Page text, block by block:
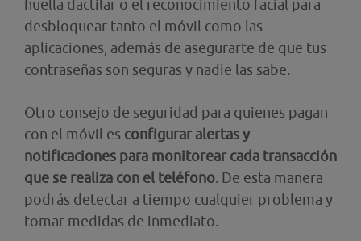
huella dactilar o el reconocimiento facial para
desbloquear tanto el móvil como las
aplicaciones, además de asegurarte de que tus
contraseñas son seguras y nadie las sabe.
Otro consejo de seguridad para quienes pagan
con el móvil es configurar alertas y
notificaciones para monitorear cada transacción
que se realiza con el teléfono. De esta manera
podrás detectar a tiempo cualquier problema y
tomar medidas de inmediato.